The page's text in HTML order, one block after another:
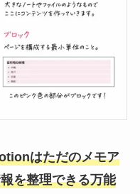
はただのメモア
を整理できる万能